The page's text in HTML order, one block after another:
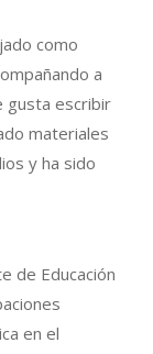
como
a
gusta escribir
materiales
y ha sido
de Educación
en el